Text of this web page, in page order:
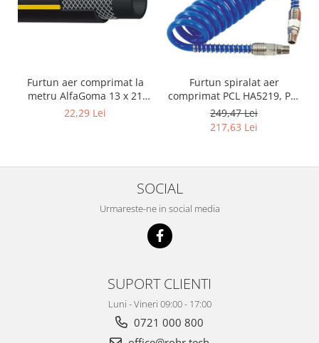
Masini de echilibrat roti
profesionale
Masini de indreptat si roluit jante
Compresoare aer
Compresoare cu piston
Furtun aer comprimat la
metru AlfaGoma 13 x 21
mm, 20 bar, rezistent la
22,29 Lei
Furtun spiralat aer
comprimat PCL HA5219, PU,
8 x 12 mm, 10 m, filet 1/4"
BSP
249,47 Lei
217,63 Lei
SOCIAL
Urmareste-ne in social media
SUPORT CLIENTI
Luni - Vineri 09:00 - 17:00
0721 000 800